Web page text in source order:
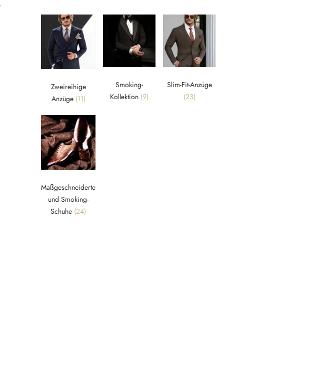
Zweireihige
Anzüge (11)
Smoking-
Kollektion (9)
Slim-Fit-Anzüge
(23)
Maßgeschneiderte
und Smoking-
Schuhe (24)